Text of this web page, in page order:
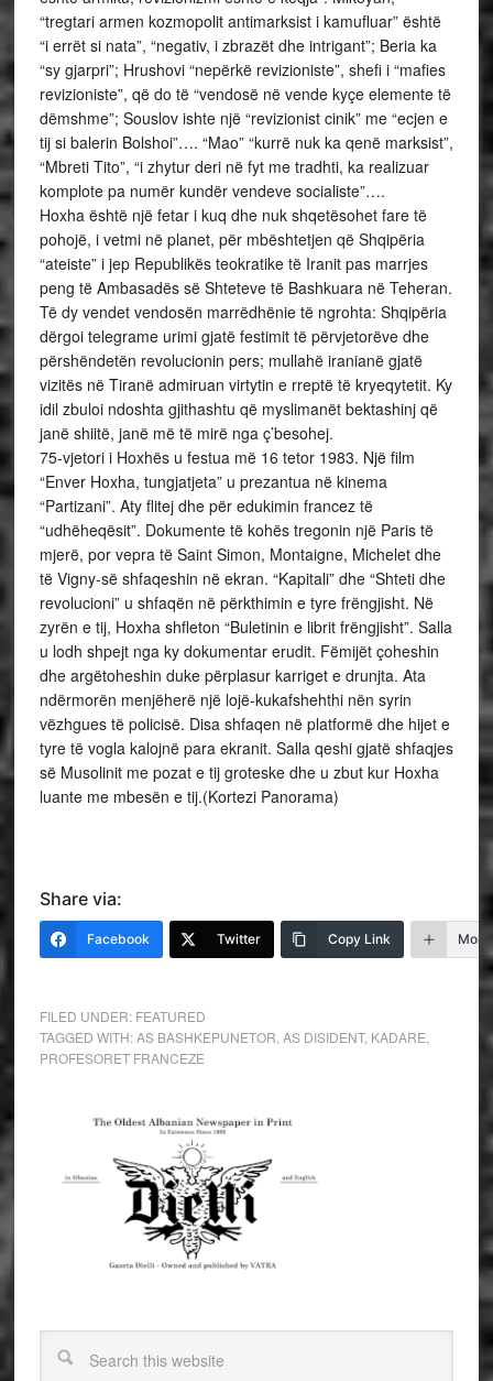
“tregtari armen kozmopolit antimarksist i kamufluar” është
“i errët si nata”, “negativ, i zbrazët dhe intrigant”; Beria ka
“sy gjarpri”; Hrushovi “nepërkë revizioniste”, shefi i “mafies
revizioniste”, që do të “vendosë në vende kyçe elemente të
dëmshme”; Souslov ishte një “revizionist cinik” me “ecjen e
tij si balerin Bolshoi”…. “Mao” “kurrë nuk ka qenë marksist”,
“Mbreti Tito”, “i zhytur deri në fyt me tradhti, ka realizuar
komplote pa numër kundër vendeve socialiste”….
Hoxha është një fetar i kuq dhe nuk shqetësohet fare të
pohojë, i vetmi në planet, për mbështetjen që Shqipëria
“ateiste” i jep Republikës teokratike të Iranit pas marrjes
peng të Ambasadës së Shteteve të Bashkuara në Teheran.
Të dy vendet vendosën marrëdhënie të ngrohta: Shqipëria
dërgoi telegrame urimi gjatë festimit të përvjetorëve dhe
përshëndetën revolucionin pers; mullahë iranianë gjatë
vizitës në Tiranë admiruan virtytin e rreptë të kryeqytetit. Ky
idil zbuloi ndoshta gjithashtu që myslimanët bektashinj që
janë shiitë, janë më të mirë nga ç’besohej.
75-vjetori i Hoxhës u festua më 16 tetor 1983. Një film
“Enver Hoxha, tungjatjeta” u prezantua në kinema
“Partizani”. Aty flitej dhe për edukimin francez të
“udhëheqësit”. Dokumente të kohës tregonin një Paris të
mjerë, por vepra të Saint Simon, Montaigne, Michelet dhe
të Vigny-së shfaqeshin në ekran. “Kapitali” dhe “Shteti dhe
revolucioni” u shfaqën në përkthimin e tyre frëngjisht. Në
zyrën e tij, Hoxha shfleton “Buletinin e librit frëngjisht”. Salla
u lodh shpejt nga ky dokumentar erudit. Fëmijët çoheshin
dhe argëtoheshin duke përplasur karriget e drunjta. Ata
ndërmorën menjëherë një lojë-kukafshehthi nën syrin
vëzhgues të policisë. Disa shfaqen në platformë dhe hijet e
tyre të vogla kalojnë para ekranit. Salla qeshi gjatë shfaqjes
së Musolinit me pozat e tij groteske dhe u zbut kur Hoxha
luante me mbesën e tij.(Kortezi Panorama)
Share via:
Facebook Twitter Copy Link More
FILED UNDER: FEATURED
TAGGED WITH:AS BASHKEPUNETOR AS DISIDENT, KADARE
PROFESORET FRANCEZE